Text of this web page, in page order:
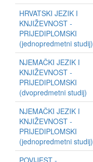
HRVATSKI JEZIK I
KNJIŽEVNOST -
PRIJEDIPLOMSKI
(jednopredmetni studij)
NJEMAČKI JEZIK I
KNJIŽEVNOST -
PRIJEDIPLOMSKI
(dvopredmetni studij)
NJEMAČKI JEZIK I
KNJIŽEVNOST -
PRIJEDIPLOMSKI
(jednopredmetni studij)
POVIJEST -